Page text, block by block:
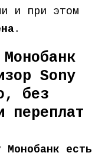
и при этом
.
Sony
без
переплат
есть